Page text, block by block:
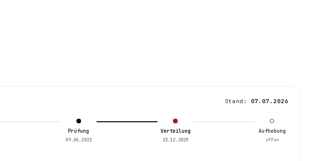
Stand: 07.07.2026
Prüfung
09.06.2022
Verteilung
23.12.2025
Aufhebung
offen